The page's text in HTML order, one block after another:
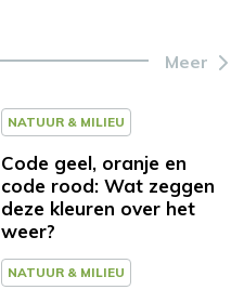
Meer
NATUUR & MILIEU
Code geel, oranje en
code rood: Wat zeggen
deze kleuren over het
weer?
NATUUR & MILIEU